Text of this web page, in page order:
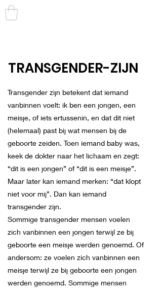
TRANSGENDER-ZIJN
Transgender zijn betekent dat iemand
vanbinnen voelt: ik ben een jongen, een
meisje, of iets ertussenin, en dat dit niet
(helemaal) past bij wat mensen bij de
geboorte zeiden. Toen iemand baby was,
keek de dokter naar het lichaam en zegt:
“dit is een jongen” of “dit is een meisje”.
Maar later kan iemand merken: “dat klopt
niet voor mij”. Dan kan iemand
transgender zijn.
Sommige transgender mensen voelen
zich vanbinnen een jongen terwijl ze bij
geboorte een meisje werden genoemd. Of
andersom: ze voelen zich vanbinnen een
meisje terwijl ze bij geboorte een jongen
werden genoemd. Sommige mensen